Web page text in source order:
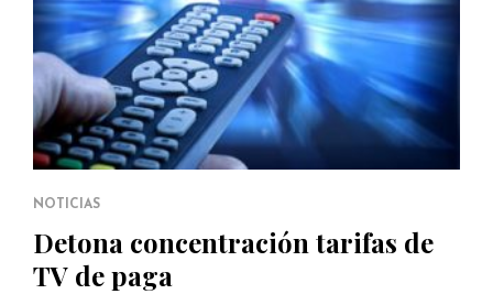
NOTICIAS
Detona concentración tarifas de
TV de paga